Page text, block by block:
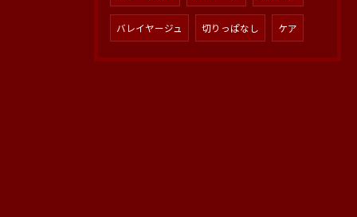
バレイヤージュ 切りっぱなし ケア